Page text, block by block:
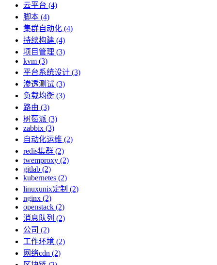
云平台 (4)
脚本 (4)
集群自动化 (4)
持续构建 (4)
项目管理 (3)
kvm (3)
平台系统设计 (3)
渗透测试 (3)
负载均衡 (3)
路由 (3)
树莓派 (3)
zabbix (3)
自动化运维 (2)
redis集群 (2)
twemproxy (2)
gitlab (2)
kubernetes (2)
linuxunix定制 (2)
nginx (2)
openstack (2)
消息队列 (2)
公司 (2)
工作环境 (2)
网络cdn (2)